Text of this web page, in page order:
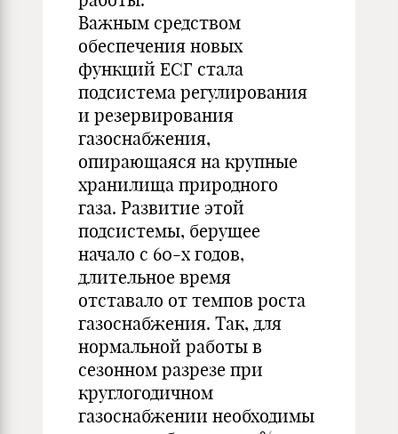
Важным средством
обеспечения новых
функций ЕСГ стала
подсистема регулирования
и резервирования
газоснабжения,
опирающаяся на крупные
хранилища природного
газа. Развитие этой
подсистемы, берущее
начало с 60-х годов,
длительное время
отставало от темпов роста
газоснабжения. Так, для
нормальной работы в
сезонном разрезе при
круглогодичном
газоснабжении необходимы